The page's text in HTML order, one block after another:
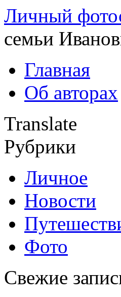
Личный
семьи
Главная
Об авторах
Translate
Рубрики
Личное
Новости
Фото
Свежие